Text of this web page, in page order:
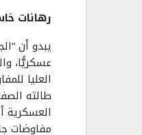
رهانات
يبدو أن
عسكريًّا،
العليا
طالته
العسكرية
مفاوضات